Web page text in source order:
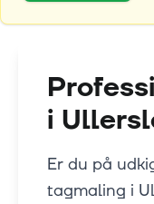
i
Er du på
tagmaling i